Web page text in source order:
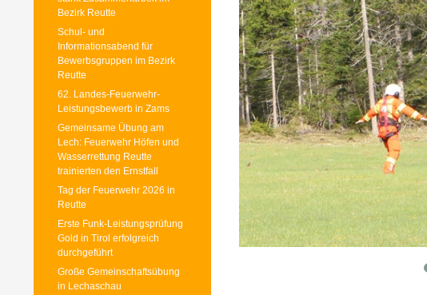
Bezirk Reutte
Schul- und
Informationsabend für
Bewerbsgruppen im Bezirk
Reutte
62. Landes-Feuerwehr-
Leistungsbewerb in Zams
Gemeinsame Übung am
Lech: Feuerwehr Höfen und
Wasserrettung Reutte
trainierten den Ernstfall
Tag der Feuerwehr 2026 in
Reutte
Erste Funk-Leistungsprüfung
Gold in Tirol erfolgreich
durchgeführt
Große Gemeinschaftsübung
in Lechaschau